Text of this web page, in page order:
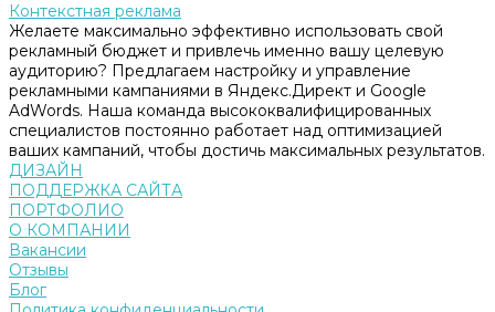
Контекстная реклама
Желаете максимально эффективно использовать свой
рекламный бюджет и привлечь именно вашу целевую
аудиторию? Предлагаем настройку и управление
рекламными кампаниями в Яндекс.Директ и Google
AdWords. Наша команда высококвалифицированных
специалистов постоянно работает над оптимизацией
ваших кампаний, чтобы достичь максимальных результатов.
ДИЗАЙН
ПОДДЕРЖКА САЙТА
ПОРТФОЛИО
О КОМПАНИИ
Вакансии
Отзывы
Блог